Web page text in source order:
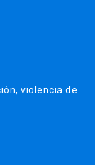
violencia de